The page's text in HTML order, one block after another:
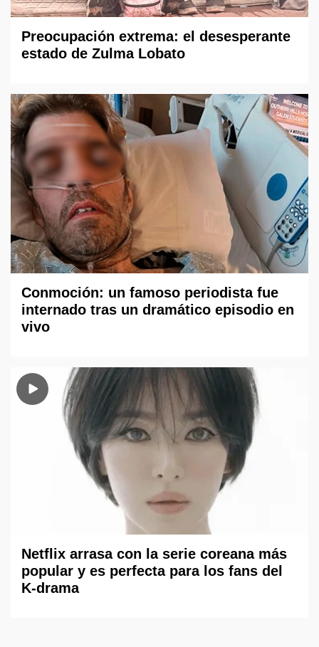
Preocupación extrema: el desesperante
estado de Zulma Lobato
Conmoción: un famoso periodista fue
internado tras un dramático episodio en
vivo
Netflix arrasa con la serie coreana más
popular y es perfecta para los fans del
K-drama